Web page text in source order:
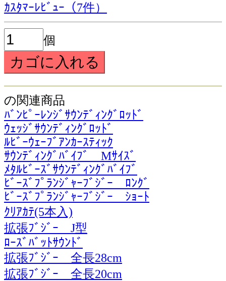
ｶｽﾀﾏｰﾚﾋﾞｭｰ（7件）
個
の関連商品
ﾊﾞﾝﾋﾟｰﾚﾝｼﾞｻｳﾝﾃﾞｨﾝｸﾞﾛｯﾄﾞ
ｳｪｯｼﾞｻｳﾝﾃﾞｨﾝｸﾞﾛｯﾄﾞ
ﾙﾋﾞｰｳｪｰﾌﾞｱﾝｶｰｽﾃｨｯｸ
ｻｳﾝﾃﾞｨﾝｸﾞﾊﾞｲﾌﾞ Mｻｲｽﾞ
ﾒﾀﾙﾋﾞｰｽﾞｻｳﾝﾃﾞｨﾝｸﾞﾊﾞｲﾌﾞ
ﾋﾞｰｽﾞﾌﾟﾗﾝｼﾞｬｰﾌﾞｼﾞｰ ﾛﾝｸﾞ
ﾋﾞｰｽﾞﾌﾟﾗﾝｼﾞｬｰﾌﾞｼﾞｰ ｼｮｰﾄ
ｸﾘｱｶﾃ(5本入)
拡張ﾌﾞｼﾞｰ J型
ﾛｰｽﾞﾊﾞｯﾄｻｳﾝﾄﾞ
拡張ﾌﾞｼﾞｰ 全長28cm
拡張ﾌﾞｼﾞｰ 全長20cm